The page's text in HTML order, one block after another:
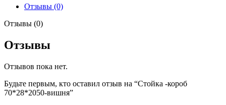
Отзывы (0)
Отзывы (0)
Отзывы
Отзывов пока нет.
Будьте первым, кто оставил отзыв на “Стойка -короб
70*28*2050-вишня”